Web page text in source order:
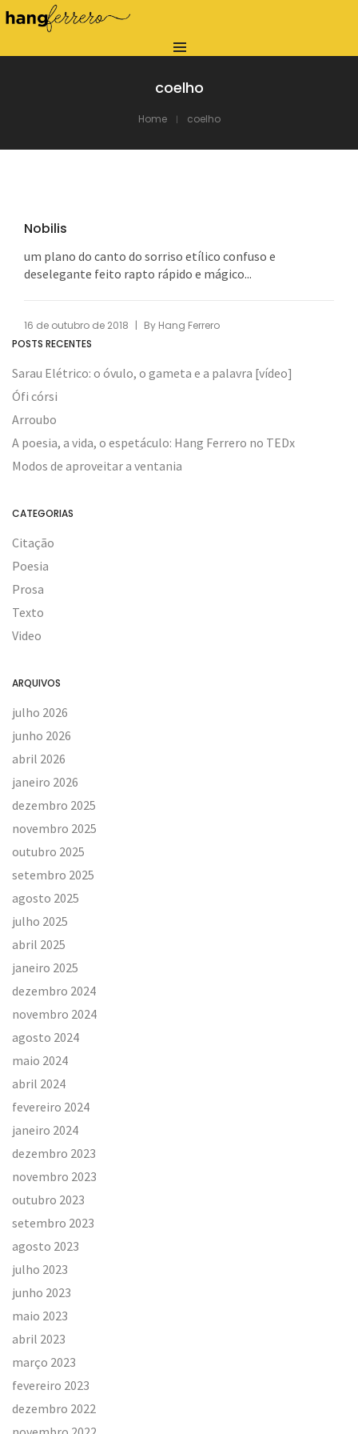
coelho
Home coelho
Nobilis
um plano do canto do sorriso etílico confuso e
deselegante feito rapto rápido e mágico...
16 de outubro de 2018 | By Hang Ferrero
POSTS RECENTES
Sarau Elétrico: o óvulo, o gameta e a palavra [vídeo]
Ófi córsi
Arroubo
A poesia, a vida, o espetáculo: Hang Ferrero no TEDx
Modos de aproveitar a ventania
CATEGORIAS
Citação
Poesia
Prosa
Texto
Video
ARQUIVOS
julho 2026
junho 2026
abril 2026
janeiro 2026
dezembro 2025
novembro 2025
outubro 2025
setembro 2025
agosto 2025
julho 2025
abril 2025
janeiro 2025
dezembro 2024
novembro 2024
agosto 2024
maio 2024
abril 2024
fevereiro 2024
janeiro 2024
dezembro 2023
novembro 2023
outubro 2023
setembro 2023
agosto 2023
julho 2023
junho 2023
maio 2023
abril 2023
março 2023
fevereiro 2023
dezembro 2022